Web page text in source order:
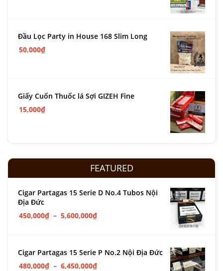
Đầu Lọc Party in House 168 Slim Long
50,000₫
Giấy Cuốn Thuốc lá Sợi GIZEH Fine
15,000₫
FEATURED
Cigar Partagas 15 Serie D No.4 Tubos Nội
Địa Đức
450,000₫ – 5,600,000₫
Cigar Partagas 15 Serie P No.2 Nội Địa Đức
480,000₫ – 6,450,000₫